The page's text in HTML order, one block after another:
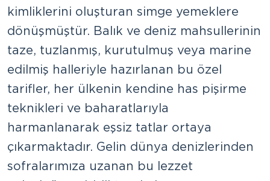
kimliklerini oluşturan simge yemeklere
dönüşmüştür. Balık ve deniz mahsullerinin
taze, tuzlanmış, kurutulmuş veya marine
edilmiş halleriyle hazırlanan bu özel
tarifler, her ülkenin kendine has pişirme
teknikleri ve baharatlarıyla
harmanlanarak eşsiz tatlar ortaya
çıkarmaktadır. Gelin dünya denizlerinden
sofralarımıza uzanan bu lezzet